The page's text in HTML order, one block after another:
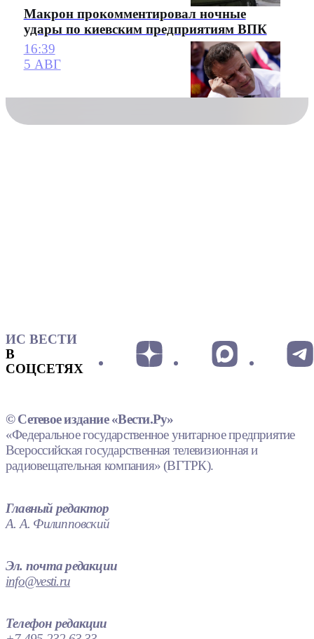
Макрон прокомментировал ночные
удары по киевским предприятиям ВПК
16:39
5 АВГ
ИС ВЕСТИ
В
СОЦСЕТЯХ
© Сетевое издание «Вести.Ру»
«Федеральное государственное унитарное предприятие
Всероссийская государственная телевизионная и
радиовещательная компания» (ВГТРК).
Главный редактор
А. А. Филипповский
Эл. почта редакции
info@vesti.ru
Телефон редакции